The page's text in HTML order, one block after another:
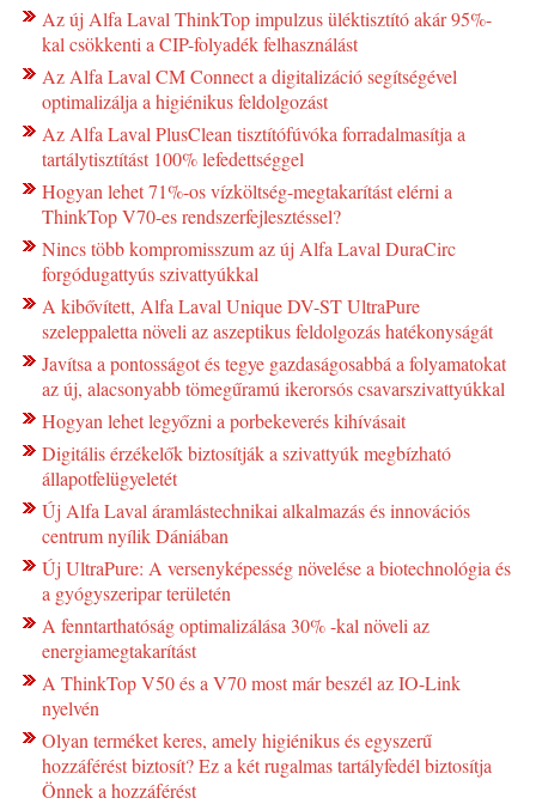
Az új Alfa Laval ThinkTop impulzus üléktisztító akár 95%-
kal csökkenti a CIP-folyadék felhasználást
Az Alfa Laval CM Connect a digitalizáció segítségével
optimalizálja a higiénikus feldolgozást
Az Alfa Laval PlusClean tisztítófúvóka forradalmasítja a
tartálytisztítást 100% lefedettséggel
Hogyan lehet 71%-os vízköltség-megtakarítást elérni a
ThinkTop V70-es rendszerfejlesztéssel?
Nincs több kompromisszum az új Alfa Laval DuraCirc
forgódugattyús szivattyúkkal
A kibővített, Alfa Laval Unique DV-ST UltraPure
szeleppaletta növeli az aszeptikus feldolgozás hatékonyságát
Javítsa a pontosságot és tegye gazdaságosabbá a folyamatokat
az új, alacsonyabb tömegűramú ikerorsós csavarszivattyúkkal
Hogyan lehet legyőzni a porbekeverés kihívásait
Digitális érzékelők biztosítják a szivattyúk megbízható
állapotfelügyeletét
Új Alfa Laval áramlástechnikai alkalmazás és innovációs
centrum nyílik Dániában
Új UltraPure: A versenyképesség növelése a biotechnológia és
a gyógyszeripar területén
A fenntarthatóság optimalizálása 30% -kal növeli az
energiamegtakarítást
A ThinkTop V50 és a V70 most már beszél az IO-Link
nyelvén
Olyan terméket keres, amely higiénikus és egyszerű
hozzáférést biztosít? Ez a két rugalmas tartályfedél biztosítja
Önnek a hozzáférést